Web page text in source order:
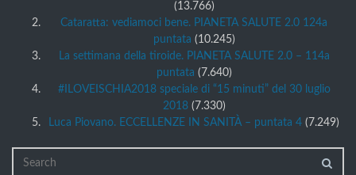
(13.766)
Cataratta: vediamoci bene. PIANETA SALUTE 2.0 124a
puntata (10.245)
La settimana della tiroide. PIANETA SALUTE 2.0 – 114a
puntata (7.640)
#ILOVEISCHIA2018 speciale di “15 minuti” del 30 luglio
2018 (7.330)
Luca Piovano. ECCELLENZE IN SANITÀ – puntata 4 (7.249)